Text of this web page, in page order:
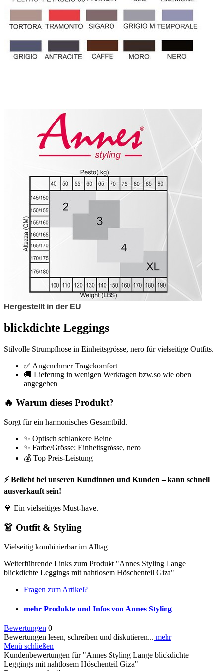
Hergestellt in der EU
blickdichte Leggings
Stilvolle Strumpfhose in Einheitsgrösse, nero für vielseitige Outfits.
✅ Angenehmer Tragekomfort
🚚 Lieferung in wenigen Werktagen bzw.so wie oben
angegeben
🔥 Warum dieses Produkt?
Sorgt für ein harmonisches Gesamtbild.
✨ Optisch schlankere Beine
✨ Farbe/Grösse: Einheitsgrösse, nero
💰 Top Preis-Leistung
⚡ Beliebt bei unseren Kundinnen und Kunden – kann schnell
ausverkauft sein!
💎 Ein vielseitiges Must-have.
👗 Outfit & Styling
Vielseitig kombinierbar im Alltag.
Weiterführende Links zum Produkt "Annes Styling Lange
blickdichte Leggings mit nahtlosem Höschenteil Giza"
Fragen zum Artikel?
mehr Produkte und Infos von Annes Styling
Bewertungen 0
Bewertungen lesen, schreiben und diskutieren... mehr
Menü schließen
Kundenbewertungen für "Annes Styling Lange blickdichte
Leggings mit nahtlosem Höschenteil Giza"